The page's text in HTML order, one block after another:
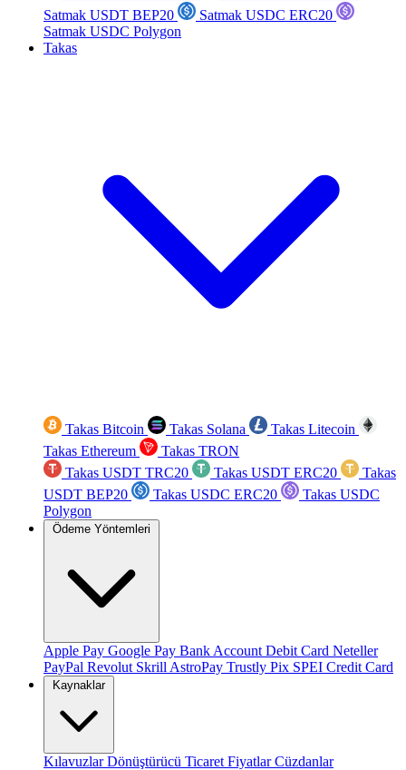
Satmak USDT BEP20
Satmak USDC ERC20
Satmak USDC Polygon
Takas
Takas Bitcoin Takas Solana
Takas Litecoin
Takas Ethereum
Takas TRON
Takas USDT TRC20
Takas USDT ERC20
Takas
USDT BEP20
Takas USDC ERC20
Takas USDC
Polygon
Ödeme Yöntemleri
Apple Pay Google Pay Bank Account Debit Card Neteller
PayPal Revolut Skrill AstroPay Trustly Pix SPEI Credit Card
Kaynaklar
KılavuzlarDönüştürücü Ticaret FiyatlarCüzdanlar